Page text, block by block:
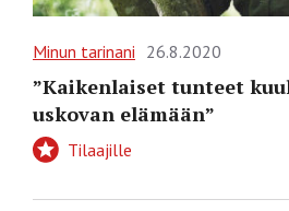
Minun tarinani 26.8.2020
”Kaikenlaiset tunteet
uskovan elämään”
Tilaajille